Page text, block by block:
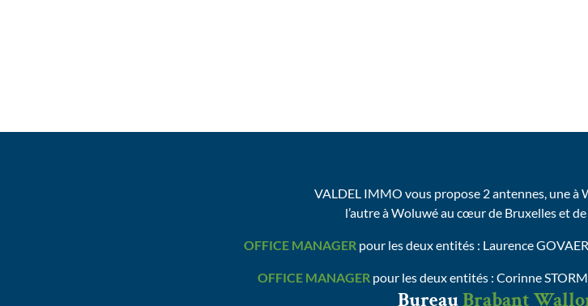
VALDEL IMMO vous propose 2 antennes, une à
l’autre à Woluwé au cœur de Bruxelles et
OFFICE MANAGER pour les deux entités : Laurence
OFFICE MANAGER pour les deux entités : Corinne
BureauBrabant